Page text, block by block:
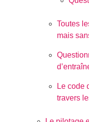
Toutes
mais
Le code
travers